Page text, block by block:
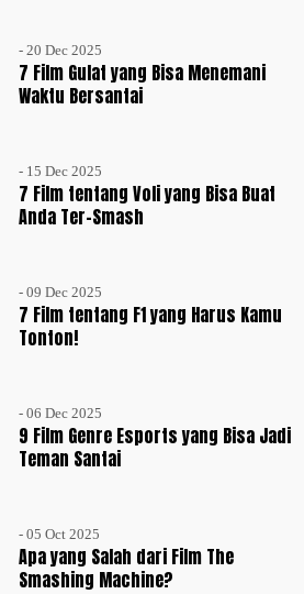
- 20 Dec 2025
7 Film Gulat yang Bisa Menemani
Waktu Bersantai
- 15 Dec 2025
7 Film tentang Voli yang Bisa Buat
Anda Ter-Smash
- 09 Dec 2025
7 Film tentang F1 yang Harus Kamu
Tonton!
- 06 Dec 2025
9 Film Genre Esports yang Bisa Jadi
Teman Santai
- 05 Oct 2025
Apa yang Salah dari Film The
Smashing Machine?